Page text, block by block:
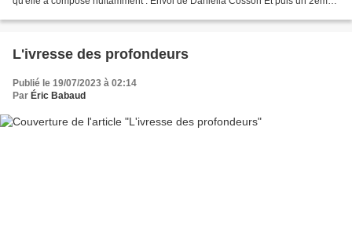
L'ivresse des profondeurs
Publié le 19/07/2023 à 02:14
Par Éric Babaud